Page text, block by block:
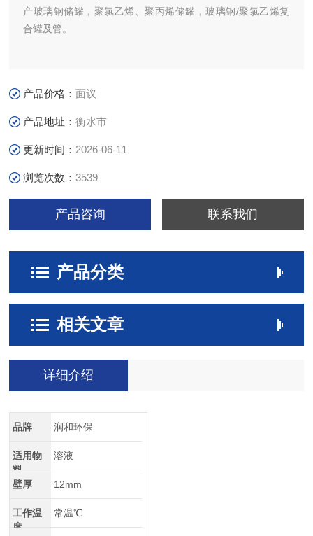
产玻璃钢储罐，聚氯乙烯、聚丙烯储罐，玻璃钢/聚氯乙烯复
合罐及管。
产品价格：面议
产品地址：衡水市
更新时间： 2026-06-11
浏览次数：3539
产品咨询 联系我们
产品分类
相关文章
详细介绍
品牌 润和环保
适用物
料
溶液
壁厚 12mm
工作温
度
常温℃